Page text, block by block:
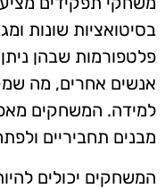
בסיטואציות שונות
פלטפורמות שבהן
אנשים אחרים, מה
למידה. המשחקים
מבנים תחביריים
המשחקים יכולים